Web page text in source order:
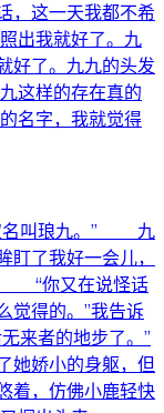
，这一天我都不希
出我就好了。九
好了。九九的头发
这样的存在真的
名字，我就觉得
取名叫琅九。” 九
了我好一会儿，
“你又在说怪话
得的。”我告诉
来者的地步了。”
娇小的身躯，但
着，仿佛小鹿轻快